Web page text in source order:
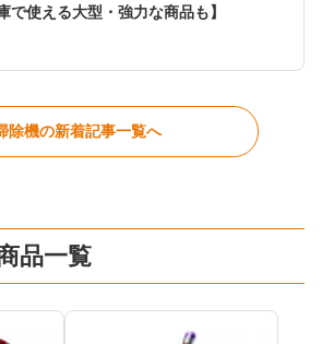
で使える大型・強力な商品も】
除機の新着記事一覧へ
品一覧